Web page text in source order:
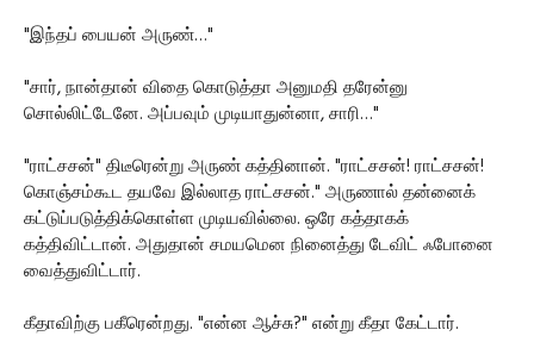
"இந்தப் பையன் அருண்…"
"சார், நான்தான் விதை கொடுத்தா அனுமதி தரேன்னு
சொல்லிட்டேனே. அப்பவும் முடியாதுன்னா, சாரி…"
"ராட்சசன்" திடீரென்று அருண் கத்தினான். "ராட்சசன்! ராட்சசன்!
கொஞ்சம்கூட தயவே இல்லாத ராட்சசன்." அருணால் தன்னைக்
கட்டுப்படுத்திக்கொள்ள முடியவில்லை. ஒரே கத்தாகக்
கத்திவிட்டான். அதுதான் சமயமென நினைத்து டேவிட் ஃபோனை
வைத்துவிட்டார்.
கீதாவிற்கு பகீரென்றது. "என்ன ஆச்சு?" என்று கீதா கேட்டார்.